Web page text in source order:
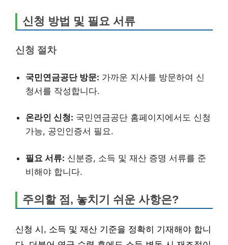
신청 방법 및 필요 서류
신청 절차
국민연금공단 방문: 가까운 지사를 방문하여 신
청서를 작성합니다.
온라인 신청: 국민연금공단 홈페이지에서도 신청
가능, 공인인증서 필요.
필요 서류: 신분증, 소득 및 재산 증명 서류를 준
비해야 합니다.
주의할 점, 놓치기 쉬운 사항은?
신청 시, 소득 및 재산 기준을 정확히 기재해야 합니